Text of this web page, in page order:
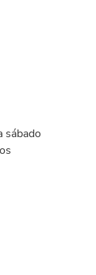
sábado